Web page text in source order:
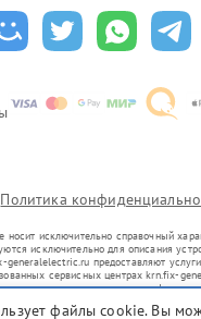
Политика
носит исключительно справочный
исключительно для описания
предоставляют услуги
сервисных центрах krn.fix-
товарных знаков или их
устройств, уже введенных в
файлы cookie. Вы